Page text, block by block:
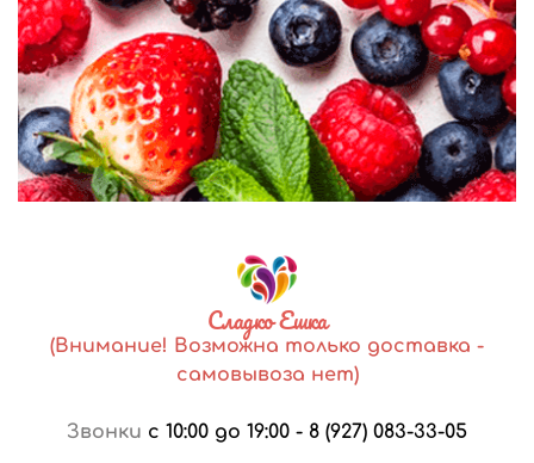
Сладко Ешка
(Внимание! Возможна только доставка -
самовывоза нет)
Звонки с 10:00 до 19:00 - 8 (927) 083-33-05